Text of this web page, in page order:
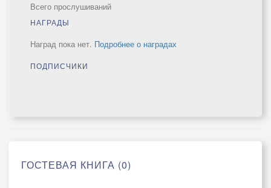
Всего прослушиваний
НАГРАДЫ
Наград пока нет. Подробнее о наградах
ПОДПИСЧИКИ
ГОСТЕВАЯ КНИГА (0)